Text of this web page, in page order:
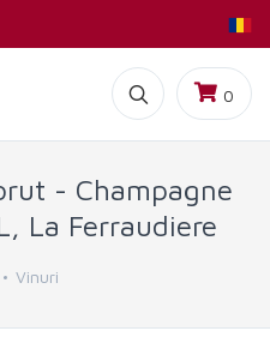
0
- Champagne
La Ferraudiere
Vinuri